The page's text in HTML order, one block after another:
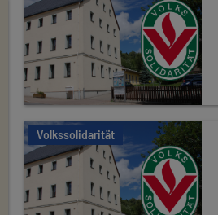
Volkssolidarität